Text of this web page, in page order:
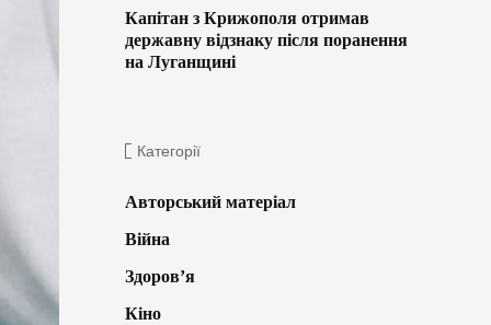
Капітан з Крижополя отримав
державну відзнаку після поранення
на Луганщині
Категорії
Авторський матеріал
Війна
Здоров’я
Кіно